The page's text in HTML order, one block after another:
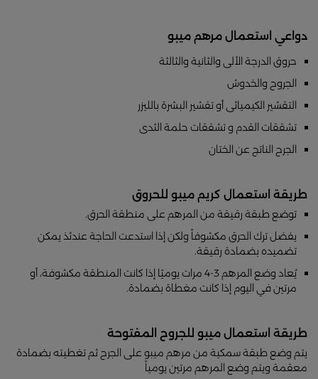
دواعي استعمال مرهم ميبو
حروق الدرجة الألى والثانية والثالثة
الجروح والخدوش
التقشير الكيميائى أو تقشير البشرة بالليزر
تشققات القدم و تشققات حلمة الثدى
الجرح الناتج عن الختان
طريقة استعمال كريم ميبو للحروق
توضع طبقة رقيقة من المرهم على منطقة الحرق.
يفضل ترك الحرق مكشوفاً ولكن إذا استدعت الحاجة عندئذ يمكن
تضميده بضمادة رقيقة.
يُعاد وضع المرهم 3-4 مرات يوميًا إذا كانت المنطقة مكشوفة، أو
مرتين في اليوم إذا كانت مغطاة بضمادة.
طريقة استعمال ميبو للجروح المفتوحة
يتم وضع طبقة سمكية من مرهم ميبو على الجرح ثم تغطيته بضمادة
معقمة ويتم وضع المرهم مرتين يومياً